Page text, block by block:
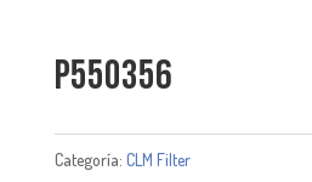
P550356
Categoría: CLM Filter